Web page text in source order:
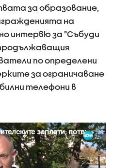
за образование,
на
интервю за "Събуди
по определени
за ограничаване
телефони в